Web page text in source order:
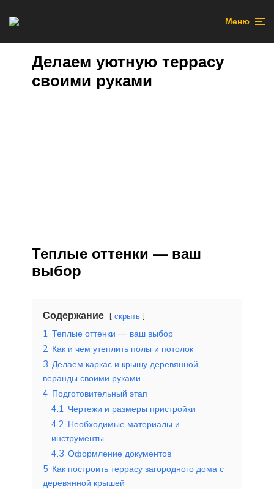
Меню
Делаем уютную террасу
своими руками
Теплые оттенки — ваш
выбор
Содержание скрыть
1 Теплые оттенки — ваш выбор
2 Как и чем утеплить полы и потолок
3 Делаем каркас и крышу деревянной
веранды своими руками
4 Подготовительный этап
4.1 Чертежи и размеры пристройки
4.2 Необходимые материалы и
инструменты
4.3 Оформление документов
5 Как построить террасу загородного дома с
деревянной крышей